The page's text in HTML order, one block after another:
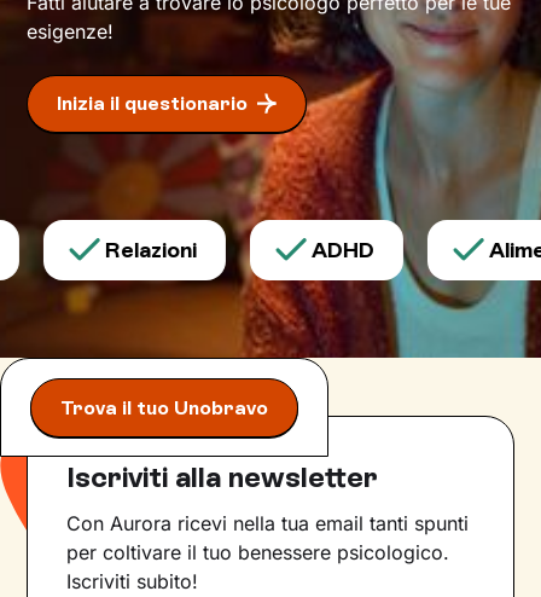
esigenze!
Inizia il questionario
Relazioni ADHD
Trova il tuo Unobravo
Iscriviti alla newsletter
Con Aurora ricevi nella tua email tanti spunti
per coltivare il tuo benessere psicologico.
Iscriviti subito!